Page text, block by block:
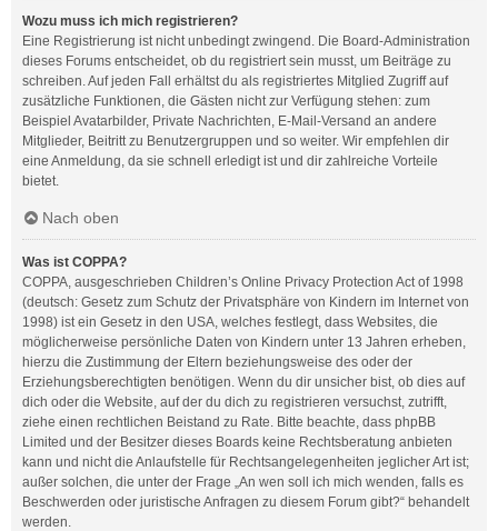
Wozu muss ich mich registrieren?
Eine Registrierung ist nicht unbedingt zwingend. Die Board-Administration
dieses Forums entscheidet, ob du registriert sein musst, um Beiträge zu
schreiben. Auf jeden Fall erhältst du als registriertes Mitglied Zugriff auf
zusätzliche Funktionen, die Gästen nicht zur Verfügung stehen: zum
Beispiel Avatarbilder, Private Nachrichten, E-Mail-Versand an andere
Mitglieder, Beitritt zu Benutzergruppen und so weiter. Wir empfehlen dir
eine Anmeldung, da sie schnell erledigt ist und dir zahlreiche Vorteile
bietet.
Nach oben
Was ist COPPA?
COPPA, ausgeschrieben Children’s Online Privacy Protection Act of 1998
(deutsch: Gesetz zum Schutz der Privatsphäre von Kindern im Internet von
1998) ist ein Gesetz in den USA, welches festlegt, dass Websites, die
möglicherweise persönliche Daten von Kindern unter 13 Jahren erheben,
hierzu die Zustimmung der Eltern beziehungsweise des oder der
Erziehungsberechtigten benötigen. Wenn du dir unsicher bist, ob dies auf
dich oder die Website, auf der du dich zu registrieren versuchst, zutrifft,
ziehe einen rechtlichen Beistand zu Rate. Bitte beachte, dass phpBB
Limited und der Besitzer dieses Boards keine Rechtsberatung anbieten
kann und nicht die Anlaufstelle für Rechtsangelegenheiten jeglicher Art ist;
außer solchen, die unter der Frage „An wen soll ich mich wenden, falls es
Beschwerden oder juristische Anfragen zu diesem Forum gibt?“ behandelt
werden.